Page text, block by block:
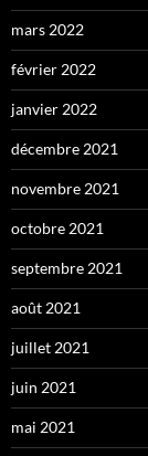
mars 2022
février 2022
janvier 2022
décembre 2021
novembre 2021
octobre 2021
septembre 2021
août 2021
juillet 2021
juin 2021
mai 2021